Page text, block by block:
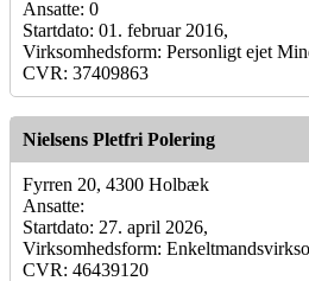
Ansatte: 0
Startdato: 01. februar 2016,
Virksomhedsform: Personligt ejet
CVR: 37409863
Nielsens Pletfri Polering
Fyrren 20, 4300 Holbæk
Ansatte:
Startdato: 27. april 2026,
Virksomhedsform:
CVR: 46439120